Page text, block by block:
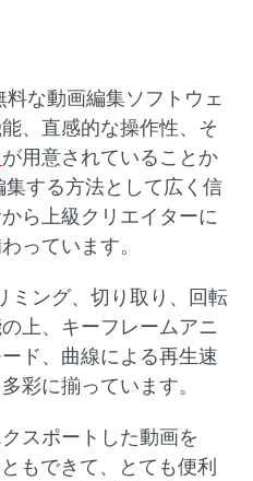
な動画編集ソフトウェ
、直感的な操作性、そ
が用意されていることか
集する方法として広く信
ら上級クリエイターに
っています。
ミング、切り取り、回転
上、キーフレームアニ
ド、曲線による再生速
彩に揃っています。
スポートした動画を
もできて、とても便利